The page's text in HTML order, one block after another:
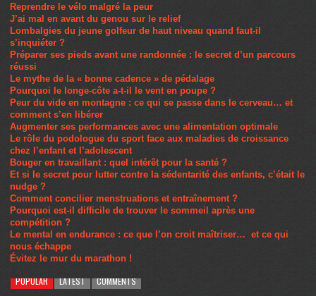
Reprendre le vélo malgré la peur
J’ai mal en avant du genou sur le relief
Lombalgies du jeune golfeur de haut niveau quand faut-il
s’inquiéter ?
Préparer ses pieds avant une randonnée : le secret d’un parcours
réussi
Le mythe de la « bonne cadence » de pédalage
Pourquoi le longe-côte a-t-il le vent en poupe ?
Peur du vide en montagne : ce qui se passe dans le cerveau… et
comment s’en libérer
Augmenter ses performances avec une alimentation optimale
Le rôle du podologue du sport face aux maladies de croissance
chez l’enfant et l’adolescent
Bouger en travaillant : quel intérêt pour la santé ?
Et si le secret pour lutter contre la sédentarité des enfants, c’était le
nudge ?
Comment concilier menstruations et entraînement ?
Pourquoi est-il difficile de trouver le sommeil après une
compétition ?
Le mental en endurance : ce que l’on croit maîtriser… et ce qui
nous échappe
Évitez le mur du marathon !
POPULAR LATEST COMMENTS